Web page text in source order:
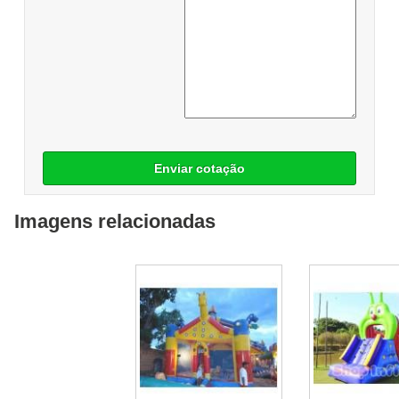
Enviar cotação
Imagens relacionadas